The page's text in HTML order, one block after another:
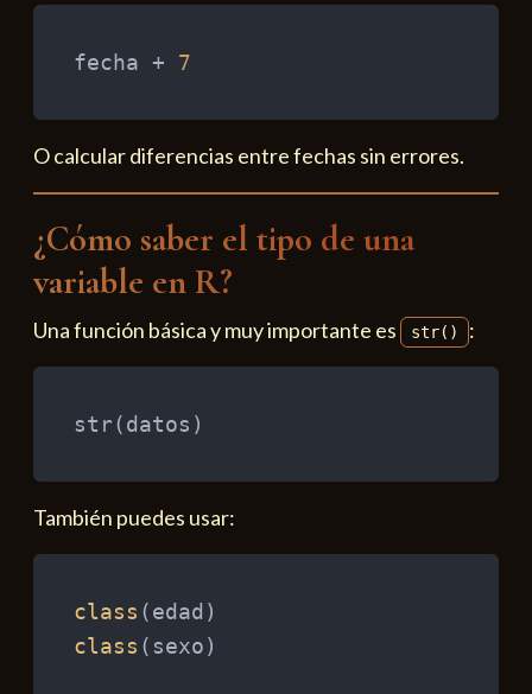
fecha + 7
O calcular diferencias entre fechas sin errores.
¿Cómo saber el tipo de una
variable en R?
Una función básica y muy importante es str() :
str(datos )
También puedes usar:
class (edad )
class ( sexo)